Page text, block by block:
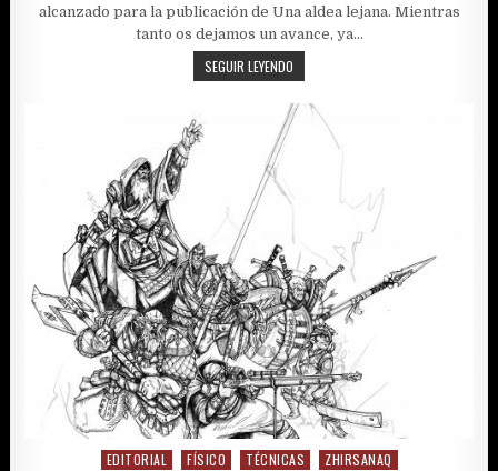
alcanzado para la publicación de Una aldea lejana. Mientras
tanto os dejamos un avance, ya…
SEGUIR LEYENDO
CON
LA
PÁGINA
CENTRAL
Posted
EDITORIAL FÍSICO TÉCNICAS ZHIRSANAQ